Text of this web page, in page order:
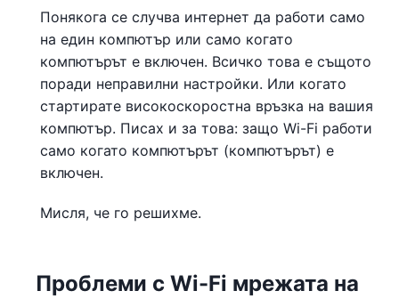
Понякога се случва интернет да работи само
на един компютър или само когато
компютърът е включен. Всичко това е същото
поради неправилни настройки. Или когато
стартирате високоскоростна връзка на вашия
компютър. Писах и за това: защо Wi-Fi работи
само когато компютърът (компютърът) е
включен.
Мисля, че го решихме.
Проблеми с Wi-Fi мрежата на